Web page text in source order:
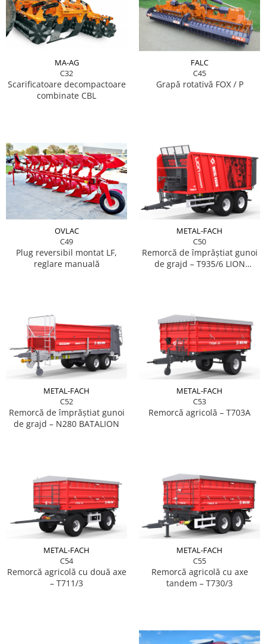
MA-AG
C32
Scarificatoare decompactoare
combinate CBL
FALC
C45
Grapă rotativă FOX / P
OVLAC
C49
Plug reversibil montat LF,
reglare manuală
METAL-FACH
C50
Remorcă de împrăștiat gunoi
de grajd – T935/6 LION
METAL-FACH
C52
Remorcă de împrăștiat gunoi
de grajd – N280 BATALION
METAL-FACH
C53
Remorcă agricolă – T703A
METAL-FACH
C54
Remorcă agricolă cu două axe
– T711/3
METAL-FACH
C55
Remorcă agricolă cu axe
tandem – T730/3